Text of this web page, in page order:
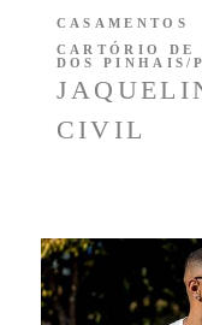
CIVIL
CASAMENTOS
CARTÓRIO
DOS PINHAIS/